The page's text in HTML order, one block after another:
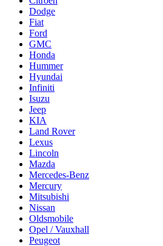
Dodge
Fiat
Ford
GMC
Honda
Hummer
Hyundai
Infiniti
Isuzu
Jeep
KIA
Land Rover
Lexus
Lincoln
Mazda
Mercedes-Benz
Mercury
Mitsubishi
Nissan
Oldsmobile
Opel / Vauxhall
Peugeot